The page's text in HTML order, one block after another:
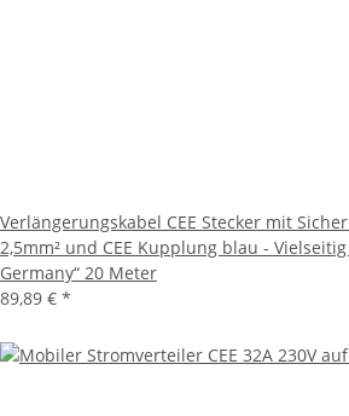
Verlängerungskabel CEE Stecker mit
2,5mm² und CEE Kupplung blau -
Germany“ 20 Meter
89,89 € *